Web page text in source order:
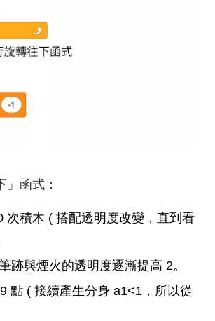
」函式：
次積木 ( 搭配透明度改變，直到看
跡與煙火的透明度逐漸提高 2。
點 ( 接續產生分身 a1<1，所以從